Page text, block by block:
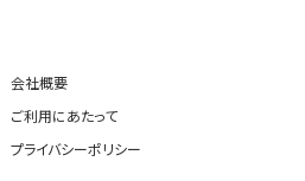
会社概要
ご利用にあたって
プライバシーポリシー